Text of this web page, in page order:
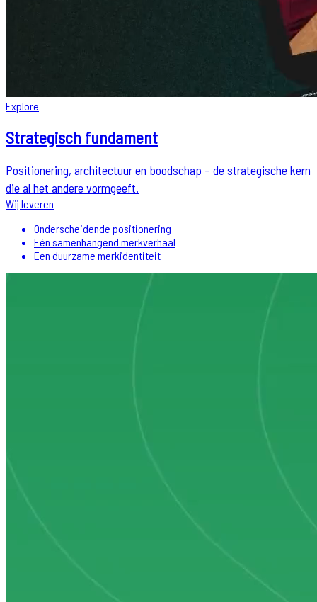
Explore
Strategisch fundament
Positionering, architectuur en boodschap – de strategische kern
die al het andere vormgeeft.
Wij leveren
Onderscheidende positionering
Eén samenhangend merkverhaal
Een duurzame merkidentiteit
Experience-gedreven architectuur
omzetten in iets dat mensen gebruiken en ervaren.